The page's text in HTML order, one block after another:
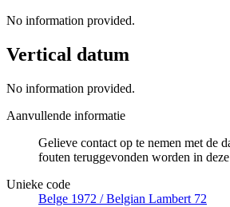
No information provided.
Vertical datum
No information provided.
Aanvullende informatie
Gelieve contact op te nemen met de
fouten teruggevonden worden in deze
Unieke code
Belge 1972 / Belgian Lambert 72